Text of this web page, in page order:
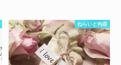
ねらいと内容